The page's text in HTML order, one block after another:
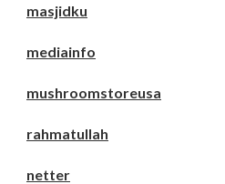
masjidku
mediainfo
mushroomstoreusa
rahmatullah
netter